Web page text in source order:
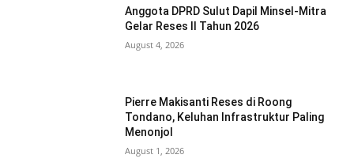
Anggota DPRD Sulut Dapil Minsel-Mitra
Gelar Reses II Tahun 2026
August 4, 2026
Pierre Makisanti Reses di Roong
Tondano, Keluhan Infrastruktur Paling
Menonjol
August 1, 2026